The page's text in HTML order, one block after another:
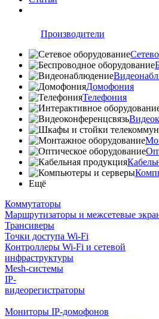
Производители
Домофония
Телефония
Ещё
Коммутаторы
Маршрутизаторы и межсетевые
Трансиверы
Точки доступа Wi-Fi
Контроллеры Wi-Fi и сетевой
инфраструктуры
Mesh-системы
IP-
видеорегистраторы
и
Мониторы IP-домофонов